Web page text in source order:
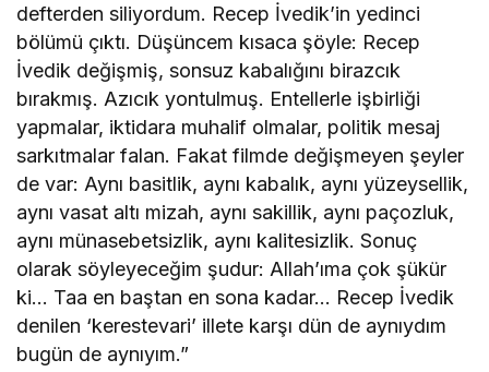
defterden siliyordum. Recep İvedik’in yedinci
bölümü çıktı. Düşüncem kısaca şöyle: Recep
İvedik değişmiş, sonsuz kabalığını birazcık
bırakmış. Azıcık yontulmuş. Entellerle işbirliği
yapmalar, iktidara muhalif olmalar, politik mesaj
sarkıtmalar falan. Fakat filmde değişmeyen şeyler
de var: Aynı basitlik, aynı kabalık, aynı yüzeysellik,
aynı vasat altı mizah, aynı sakillik, aynı paçozluk,
aynı münasebetsizlik, aynı kalitesizlik. Sonuç
olarak söyleyeceğim şudur: Allah’ıma çok şükür
ki… Taa en baştan en sona kadar… Recep İvedik
denilen ‘kerestevari’ illete karşı dün de aynıydım
bugün de aynıyım.”